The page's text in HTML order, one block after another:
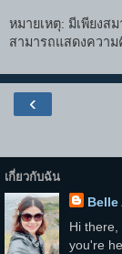
หมายเหตุ: มีเพียงส
สามารถแสดงความ
‹
เกี่ยวกับฉัน
Belle
Hi
you're